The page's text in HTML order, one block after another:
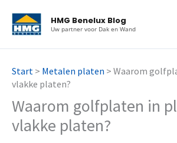
naar
inhoud
HMG Benelux Blog
Uw partner voor Dak en Wand
Start > Metalen platen > Waarom
vlakke platen?
Waarom golfplaten in
vlakke platen?